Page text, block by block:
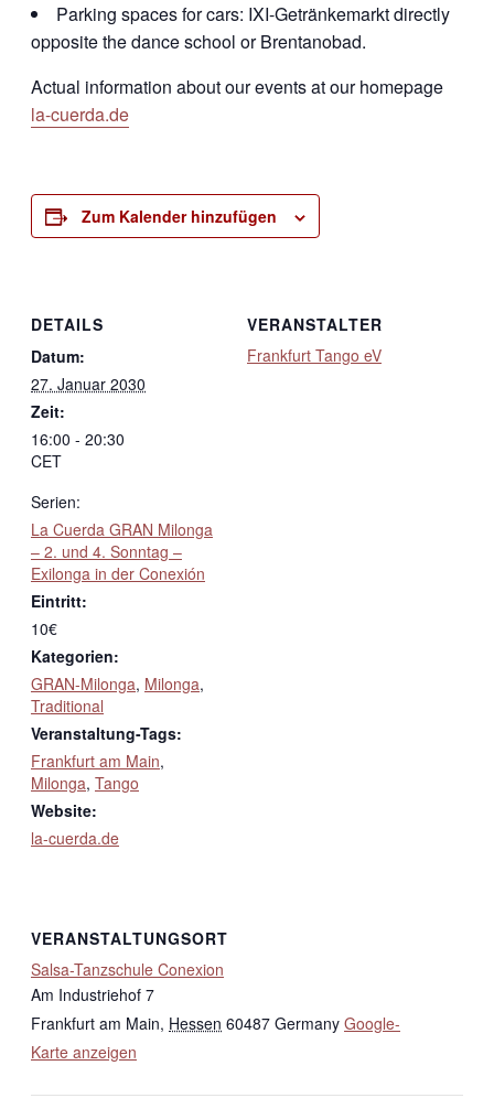
Parking spaces for cars: IXI-Getränkemarkt directly
opposite the dance school or Brentanobad.
Actual information about our events at our homepage
la-cuerda.de
Zum Kalender hinzufügen
DETAILS
Datum:
27. Januar 2030
Zeit:
16:00 - 20:30
CET
Serien:
La Cuerda GRAN Milonga
– 2. und 4. Sonntag –
Exilonga in der Conexión
Eintritt:
10€
Kategorien:
GRAN-Milonga, Milonga,
Traditional
Veranstaltung-Tags:
Frankfurt am Main,
Milonga, Tango
Website:
la-cuerda.de
VERANSTALTER
Frankfurt Tango eV
VERANSTALTUNGSORT
Salsa-Tanzschule Conexion
Am Industriehof 7
Frankfurt am Main, Hessen 60487 Germany Google-
Karte anzeigen